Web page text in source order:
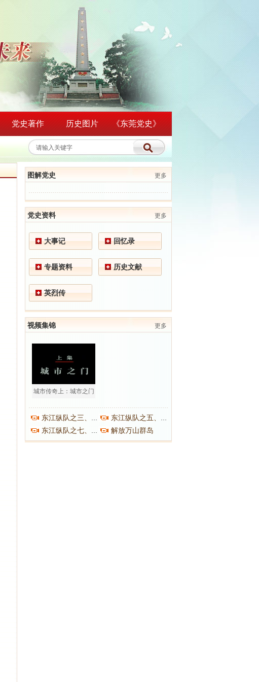
党史著作 历史图片 《东莞党史》
图解党史 更多
党史资料 更多
大事记 回忆录
专题资料 历史文献
英烈传
视频集锦 更多
城市传奇上：城市之门
东江纵队之三、之四
东江纵队之五、之六
东江纵队之七、之八
解放万山群岛